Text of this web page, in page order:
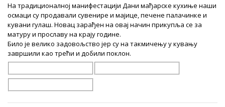
На традиционалној манифестацији Дани мађарске кухиње наши
осмаци су продавали сувенире и мајице, печене палачинке и
кувани гулаш. Новац зарађен на овај начин прикупља се за
матуру и прославу на крају године.
Било је велико задовољство јер су на такмичењу у кувању
завршили као трећи и добили поклон.